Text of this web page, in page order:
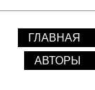
ГЛАВНАЯ
АВТОРЫ